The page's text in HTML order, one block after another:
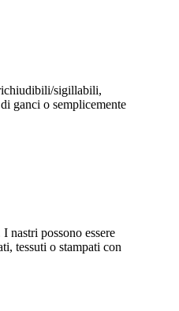
sigillabili,
ganci o semplicemente
nastri possono essere
tessuti o stampati con